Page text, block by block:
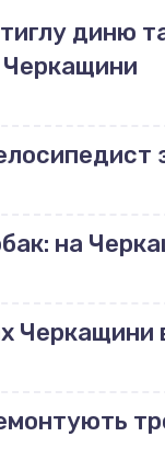
диню
на
Черкащини